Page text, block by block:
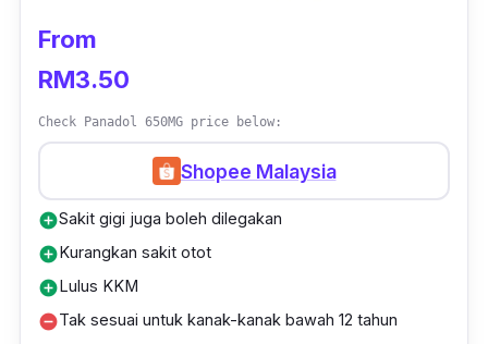
From
RM3.50
Check Panadol 650MG price below:
Shopee Malaysia
add_circleSakit gigi juga boleh dilegakan
add_circleKurangkan sakit otot
add_circleLulus KKM
remove_circleTak sesuai untuk kanak-kanak bawah 12 tahun